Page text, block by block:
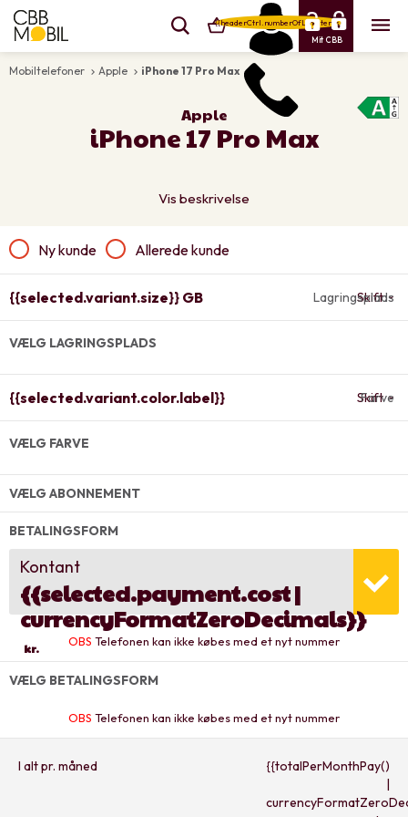
{{headerCtrl.numberOfLineItems}}
Mit CBB
Mobiltelefoner keyboard_arrow_right Apple keyboard_arrow_right iPhone 17 Pro Max
Apple
iPhone 17 Pro Max
Vis beskrivelse
Ny kunde Allerede kunde
{{selected.variant.size}} GB Skift
Lagringsplads
VÆLG LAGRINGSPLADS
{{selected.variant.color.label}} Skift
Farve
VÆLG FARVE
VÆLG ABONNEMENT
BETALINGSFORM
Kontant
{{selected.payment.cost |
currencyFormatZeroDecimals}}
kr. OBS Telefonen kan ikke købes med et nyt nummer
VÆLG BETALINGSFORM
OBS Telefonen kan ikke købes med et nyt nummer
I alt pr. måned
{{totalPerMonthPay()
|